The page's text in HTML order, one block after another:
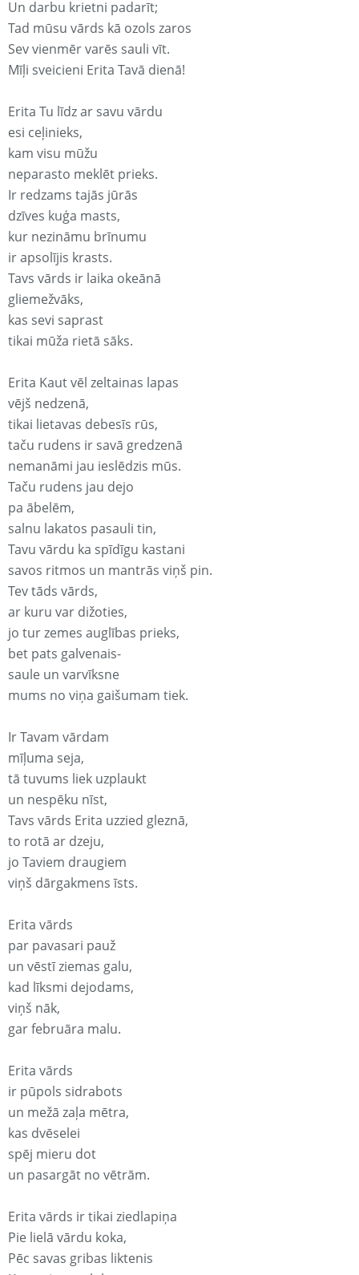
Un darbu krietni padarīt;
Tad mūsu vārds kā ozols zaros
Sev vienmēr varēs sauli vīt.
Mīļi sveicieni Erita Tavā dienā!
Erita Tu līdz ar savu vārdu
esi ceļinieks,
kam visu mūžu
neparasto meklēt prieks.
Ir redzams tajās jūrās
dzīves kuģa masts,
kur nezināmu brīnumu
ir apsolījis krasts.
Tavs vārds ir laika okeānā
gliemežvāks,
kas sevi saprast
tikai mūža rietā sāks.
Erita Kaut vēl zeltainas lapas
vējš nedzenā,
tikai lietavas debesīs rūs,
taču rudens ir savā gredzenā
nemanāmi jau ieslēdzis mūs.
Taču rudens jau dejo
pa ābelēm,
salnu lakatos pasauli tin,
Tavu vārdu ka spīdīgu kastani
savos ritmos un mantrās viņš pin.
Tev tāds vārds,
ar kuru var dižoties,
jo tur zemes auglības prieks,
bet pats galvenais-
saule un varvīksne
mums no viņa gaišumam tiek.
Ir Tavam vārdam
mīļuma seja,
tā tuvums liek uzplaukt
un nespēku nīst,
Tavs vārds Erita uzzied gleznā,
to rotā ar dzeju,
jo Taviem draugiem
viņš dārgakmens īsts.
Erita vārds
par pavasari pauž
un vēstī ziemas galu,
kad līksmi dejodams,
viņš nāk,
gar februāra malu.
Erita vārds
ir pūpols sidrabots
un mežā zaļa mētra,
kas dvēselei
spēj mieru dot
un pasargāt no vētrām.
Erita vārds ir tikai ziedlapiņa
Pie lielā vārdu koka,
Pēc savas gribas liktenis